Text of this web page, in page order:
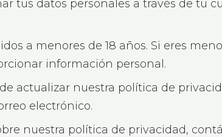
tus datos personales a través de tu
a menores de 18 años. Si eres
información personal.
actualizar nuestra política de
electrónico.
nuestra política de privacidad,